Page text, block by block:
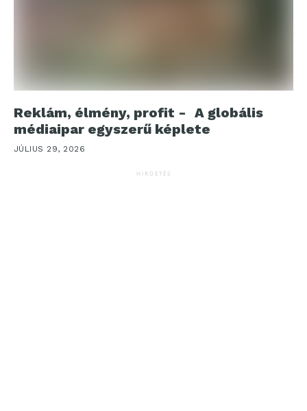
Reklám, élmény, profit - A globális
médiaipar egyszerű képlete
JÚLIUS 29, 2026
HIRDETÉS